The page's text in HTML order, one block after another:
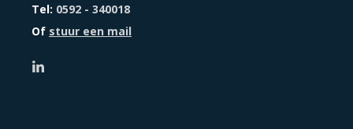
Tel: 0592 - 340018
Of stuur een mail